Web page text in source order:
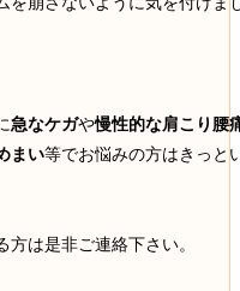
急なケガや慢性的な肩こり腰
まい等でお悩みの方はきっと
は是非ご連絡下さい。